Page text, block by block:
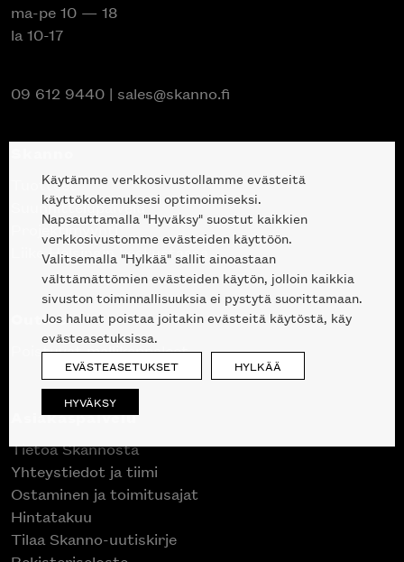
ma-pe 10 — 18
la 10-17
09 612 9440 | sales@skanno.fi
Tuotteet
Suunnittelupalvelu
Projektimyynti
Liike Helsingin keskustassa
Outlet
Poistuvat mallikappaleet
Asiakaspalvelu
Tietoa Skannosta
Yhteystiedot ja tiimi
Ostaminen ja toimitusajat
Hintatakuu
Tilaa Skanno-uutiskirje
Käytämme verkkosivustollamme evästeitä
käyttökokemuksesi optimoimiseksi.
Napsauttamalla "Hyväksy" suostut kaikkien
verkkosivustomme evästeiden käyttöön.
Valitsemalla "Hylkää" sallit ainoastaan
välttämättömien evästeiden käytön, jolloin kaikkia
sivuston toiminnallisuuksia ei pystytä suorittamaan.
Jos haluat poistaa joitakin evästeitä käytöstä, käy
evästeasetuksissa.
EVÄSTEASETUKSET HYLKÄÄ
HYVÄKSY